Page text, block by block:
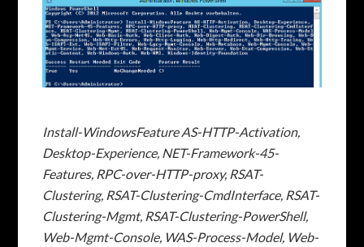
Install-WindowsFeature AS-HTTP-Activation,
Desktop-Experience, NET-Framework-45-
Features, RPC-over-HTTP-proxy, RSAT-
Clustering, RSAT-Clustering-CmdInterface, RSAT-
Clustering-Mgmt, RSAT-Clustering-PowerShell,
Web-Mgmt-Console, WAS-Process-Model, Web-